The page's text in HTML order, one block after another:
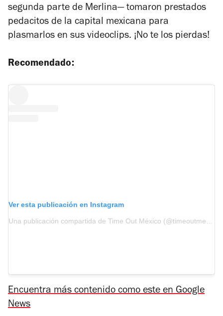
segunda parte de Merlina— tomaron prestados
pedacitos de la capital mexicana para
plasmarlos en sus videoclips. ¡No te los pierdas!
Recomendado:
Ver esta publicación en Instagram
Encuentra más contenido como este en Google
News